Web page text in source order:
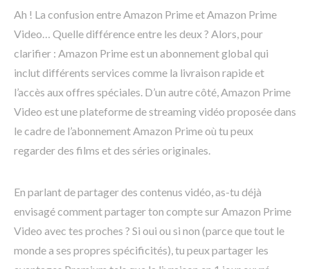
Ah ! La confusion entre Amazon Prime et Amazon Prime
Video… Quelle différence entre les deux ? Alors, pour
clarifier : Amazon Prime est un abonnement global qui
inclut différents services comme la livraison rapide et
l’accès aux offres spéciales. D’un autre côté, Amazon Prime
Video est une plateforme de streaming vidéo proposée dans
le cadre de l’abonnement Amazon Prime où tu peux
regarder des films et des séries originales.
En parlant de partager des contenus vidéo, as-tu déjà
envisagé comment partager ton compte sur Amazon Prime
Video avec tes proches ? Si oui ou si non (parce que tout le
monde a ses propres spécificités), tu peux partager les